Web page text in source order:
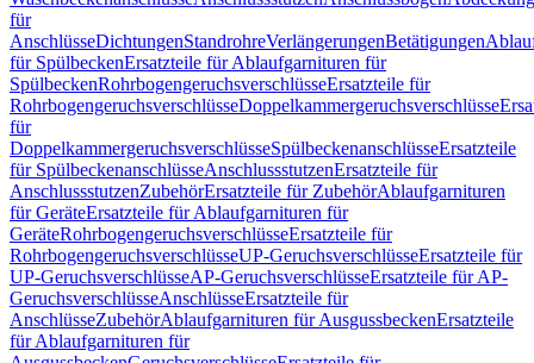
für
AnschlüsseDichtungenStandrohreVerlängerungenBetätigungen
für SpülbeckenErsatzteile für Ablaufgarnituren für
SpülbeckenRohrbogengeruchsverschlüsseErsatzteile für
RohrbogengeruchsverschlüsseDoppelkammergeruchsverschlüsse
für
DoppelkammergeruchsverschlüsseSpülbeckenanschlüsseErsatzteile
für SpülbeckenanschlüsseAnschlussstutzenErsatzteile für
AnschlussstutzenZubehörErsatzteile für ZubehörAblaufgarnituren
für GeräteErsatzteile für Ablaufgarnituren für
GeräteRohrbogengeruchsverschlüsseErsatzteile für
RohrbogengeruchsverschlüsseUP-GeruchsverschlüsseErsatzteile für
UP-GeruchsverschlüsseAP-GeruchsverschlüsseErsatzteile für AP-
GeruchsverschlüsseAnschlüsseErsatzteile für
AnschlüsseZubehörAblaufgarnituren für AusgussbeckenErsatzteile
für Ablaufgarnituren für